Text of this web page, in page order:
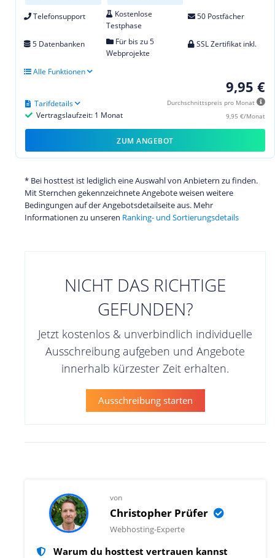
Telefonsupport
Kostenlose
Testphase
50 Postfächer
5 Datenbanken
Für bis zu 5
Webprojekte
SSL Zertifikat inkl.
Alle Funktionen
9,95 €
Durchschnittspreis pro Monat
9,95 €/Monat
Vertragslaufzeit: 1 Monat
Tarifdetails
ZUM ANGEBOT
* Bei hosttest ist lediglich eine Auswahl von Anbietern zu finden.
Mit Sternchen gekennzeichnete Angebote weisen weitere
Bedingungen auf der Angebotsdetailseite aus. Mehr
Informationen zu unseren Ranking- und Sortierungsdetails
NICHT DAS RICHTIGE
GEFUNDEN?
Jetzt kostenlos & unverbindlich individuelle
Ausschreibung aufgeben und Angebote
innerhalb kürzester Zeit erhalten.
Ausschreibung starten
von
Christopher Prüfer
Webhosting-Experte
Warum du hosttest vertrauen kannst